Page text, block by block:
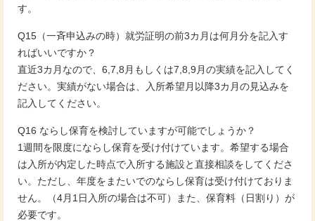
す。
Q15（一斉申込みの時）就労証明の前3カ月は何月分を記入す
ればいいですか？
直近3カ月なので、6,7,8月もしくは7,8,9月の実績を記入してく
ださい。実績がない場合は、入所希望月以降3カ月の見込みを
記入してください。
Q16 ならし保育を検討していますが可能でしょうか？
1週間を限度にならし保育を受け付けています。希望する場合
は入所が内定した時点で入所する施設と直接相談をしてくださ
い。ただし、年度をまたいでのならし保育は受け付けておりま
せん。（4月1日入所の場合は不可）また、保育料（日割り）が
必要です。